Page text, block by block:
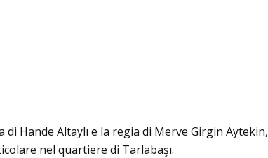
di Hande Altaylı e la regia di Merve Girgin Aytekin,
nel quartiere di Tarlabaşı.